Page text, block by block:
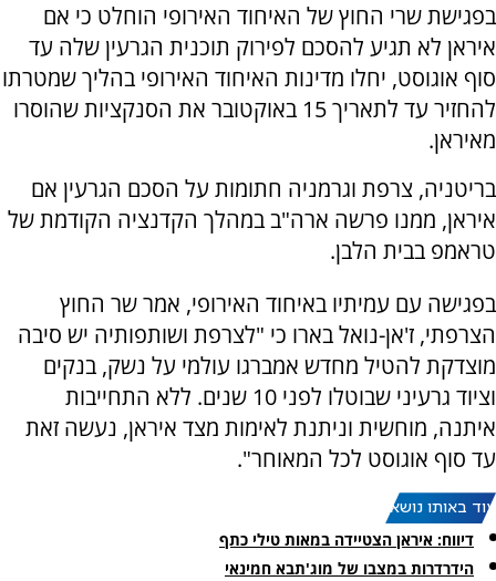
בפגישת שרי החוץ של האיחוד האירופי הוחלט כי אם
איראן לא תגיע להסכם לפירוק תוכנית הגרעין שלה עד
סוף אוגוסט, יחלו מדינות האיחוד האירופי בהליך שמטרתו
להחזיר עד לתאריך 15 באוקטובר את הסנקציות שהוסרו
מאיראן.
בריטניה, צרפת וגרמניה חתומות על הסכם הגרעין אם
איראן, ממנו פרשה ארה"ב במהלך הקדנציה הקודמת של
טראמפ בבית הלבן.
בפגישה עם עמיתיו באיחוד האירופי, אמר שר החוץ
הצרפתי, ז'אן-נואל בארו כי "לצרפת ושותפותיה יש סיבה
מוצדקת להטיל מחדש אמברגו עולמי על נשק, בנקים
וציוד גרעיני שבוטלו לפני 10 שנים. ללא התחייבות
איתנה, מוחשית וניתנת לאימות מצד איראן, נעשה זאת
עד סוף אוגוסט לכל המאוחר".
עוד באותו נושא:
דיווח: איראן הצטיידה במאות טילי כתף
הידרדרות במצבו של מוג'תבא חמינאי